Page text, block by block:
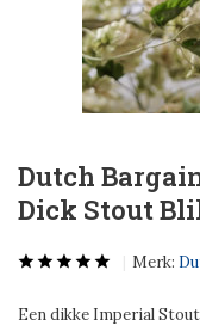
Dutch
Dick Stout
Merk:
Een dikke Imperial